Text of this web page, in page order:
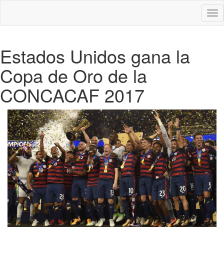
Estados Unidos gana la
Copa de Oro de la
CONCACAF 2017